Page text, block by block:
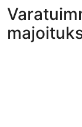
hinnat
täksi
illaksi
eli